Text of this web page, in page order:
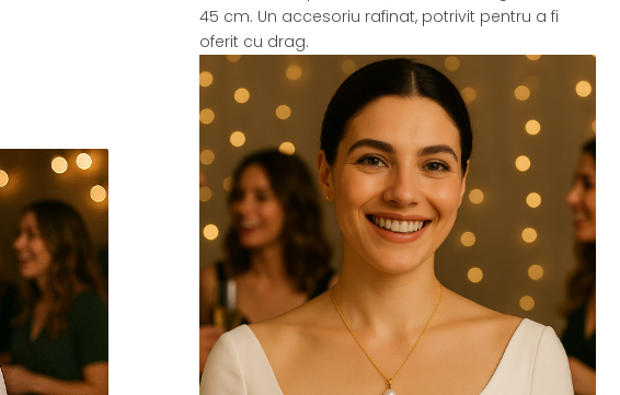
45 cm. Un accesoriu rafinat, potrivit pentru a fi
oferit cu drag.